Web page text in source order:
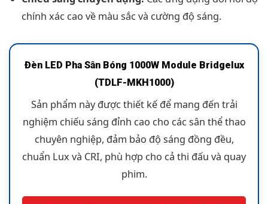
chính xác cao về màu sắc và cường độ sáng.
Đèn LED Pha Sân Bóng 1000W Module Bridgelux
(TDLF-MKH1000)
Sản phẩm này được thiết kế để mang đến trải
nghiệm chiếu sáng đỉnh cao cho các sân thể thao
chuyên nghiệp, đảm bảo độ sáng đồng đều,
chuẩn Lux và CRI, phù hợp cho cả thi đấu và quay
phim.